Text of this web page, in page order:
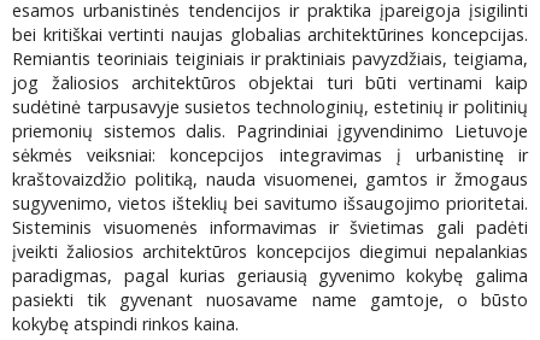
esamos urbanistinės tendencijos ir praktika įpareigoja įsigilinti
bei kritiškai vertinti naujas globalias architektūrines koncepcijas.
Remiantis teoriniais teiginiais ir praktiniais pavyzdžiais, teigiama,
jog žaliosios architektūros objektai turi būti vertinami kaip
sudėtinė tarpusavyje susietos technologinių, estetinių ir politinių
priemonių sistemos dalis. Pagrindiniai įgyvendinimo Lietuvoje
sėkmės veiksniai: koncepcijos integravimas į urbanistinę ir
kraštovaizdžio politiką, nauda visuomenei, gamtos ir žmogaus
sugyvenimo, vietos išteklių bei savitumo išsaugojimo prioritetai.
Sisteminis visuomenės informavimas ir švietimas gali padėti
įveikti žaliosios architektūros koncepcijos diegimui nepalankias
paradigmas, pagal kurias geriausią gyvenimo kokybę galima
pasiekti tik gyvenant nuosavame name gamtoje, o būsto
kokybę atspindi rinkos kaina.